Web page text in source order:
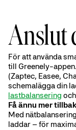
Anslut
För att använda
till Greenely-
(Zaptec, Easee,
schemalägga din
lastbalansering
Få ännu mer
Med
laddar – för